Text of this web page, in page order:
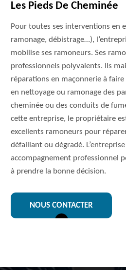
Les Pieds De Cheminée
Pour toutes ses interventions en
ramonage, débistrage…),
mobilise ses ramoneurs. Ses
professionnels polyvalents. Ils
réparations en maçonnerie à
en nettoyage ou ramonage des
cheminée ou des conduits de
cette entreprise, le propriétaire
excellents ramoneurs pour
défaillant ou dégradé.
accompagnement professionnel
à prendre la bonne décision.
NOUS CONTACTER